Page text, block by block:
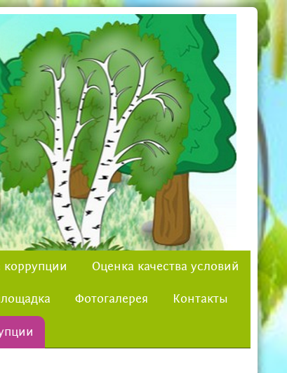
коррупции Оценка качества условий
Фотогалерея Контакты